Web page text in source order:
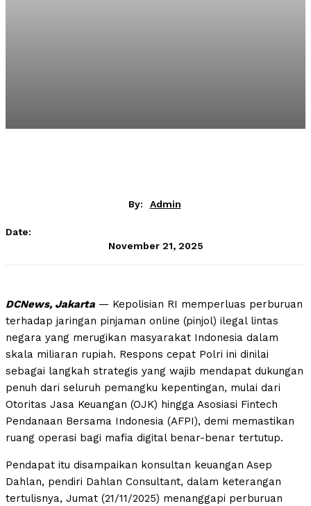
By: Admin
Date:
November 21, 2025
DCNews, Jakarta — Kepolisian RI memperluas perburuan
terhadap jaringan pinjaman online (pinjol) ilegal lintas
negara yang merugikan masyarakat Indonesia dalam
skala miliaran rupiah. Respons cepat Polri ini dinilai
sebagai langkah strategis yang wajib mendapat dukungan
penuh dari seluruh pemangku kepentingan, mulai dari
Otoritas Jasa Keuangan (OJK) hingga Asosiasi Fintech
Pendanaan Bersama Indonesia (AFPI), demi memastikan
ruang operasi bagi mafia digital benar-benar tertutup.
Pendapat itu disampaikan konsultan keuangan Asep
Dahlan, pendiri Dahlan Consultant, dalam keterangan
tertulisnya, Jumat (21/11/2025) menanggapi perburuan